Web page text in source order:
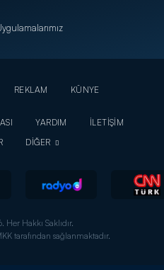
REKLAM
KÜNYE
YARDIM
İLETİŞİM
DİĞER
Hakkı Saklıdır.
tarafından sağlanmaktadır.